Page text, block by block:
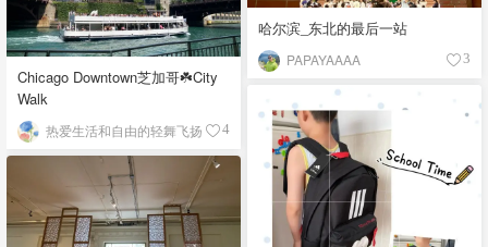
哈尔滨_东北的最后一站
PAPAYAAAA 3
Chicago Downtown芝加哥☘️City
Walk
热爱生活和自由的轻舞飞扬 4